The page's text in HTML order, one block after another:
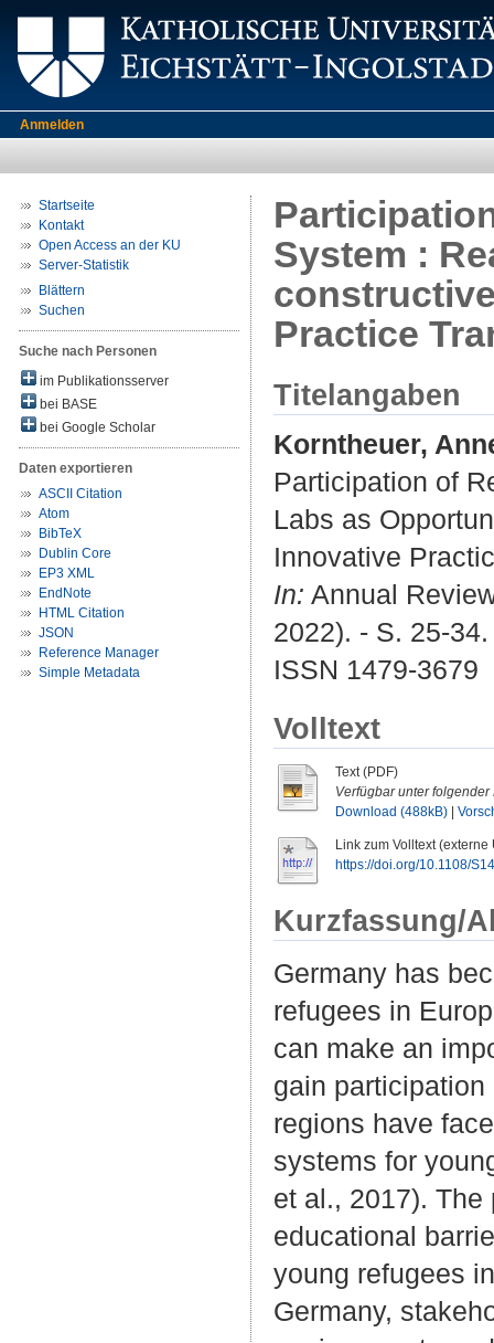
Anmelden
Startseite
Kontakt
Open Access an der KU
Server-Statistik
Blättern
Suchen
Suche nach Personen
im Publikationsserver
bei BASE
bei Google Scholar
Daten exportieren
ASCII Citation
Atom
BibTeX
Dublin Core
EP3 XML
EndNote
HTML Citation
JSON
Reference Manager
Simple Metadata
System :
Practice
Titelangaben
Korntheuer,
Participation of
Labs as
Innovative
In: Annual
2022). - S. 25-34.
ISSN 1479-3679
Volltext
Text (PDF)
Verfügbar unter folgender
Download (488kB)
Link zum Volltext (externe
https://doi.org/10.1108/
Kurzfassung/
Germany has
refugees in
can make an
gain
regions have
systems for
et al., 2017).
educational
young refugees
Germany,